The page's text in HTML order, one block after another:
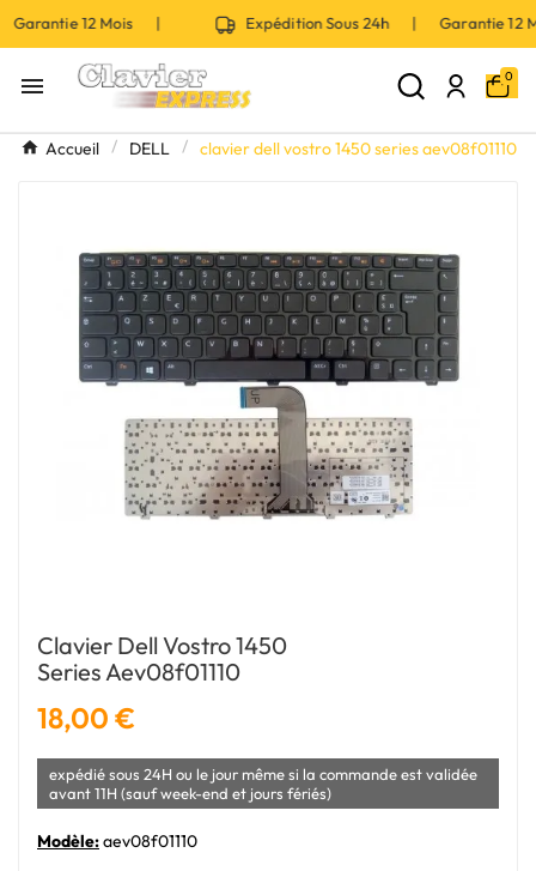
12 Mois | Expédition Sous 24h | Garantie
 0
Accueil DELL clavier dell vostro 1450 series aev08f01110
Clavier Dell Vostro 1450
Series Aev08f01110
18,00 €
expédié sous 24H ou le jour même si la commande est validée
avant 11H (sauf week-end et jours fériés)
Modèle:aev08f01110